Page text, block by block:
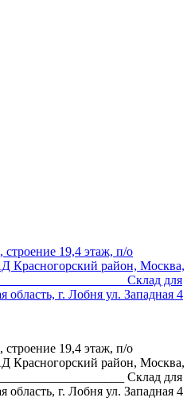
строение 19,4 этаж, п/о
Красногорский район, Москва,
Склад для
область, г. Лобня ул. Западная 4
строение 19,4 этаж, п/о
Красногорский район, Москва,
Склад для
область, г. Лобня ул. Западная 4